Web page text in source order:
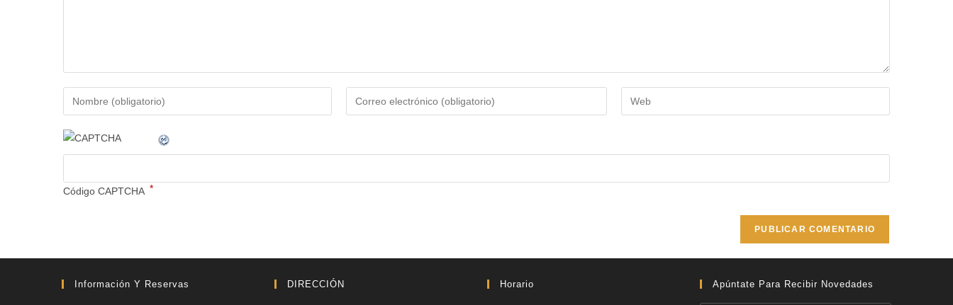
Código CAPTCHA *
Información Y Reservas DIRECCIÓN Horario Apúntate Para Recibir Novedades